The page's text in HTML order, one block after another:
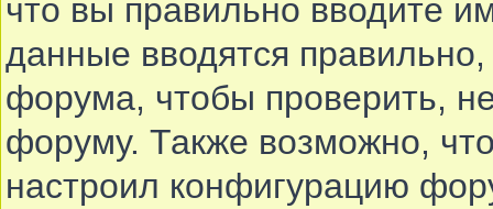
что вы правильно вводите
данные вводятся
форума, чтобы проверить,
форуму. Также возможно,
настроил конфигурацию